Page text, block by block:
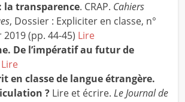
la transparence. CRAP. Cahiers
, Dossier : Expliciter en classe, n°
(pp. 44-45) Lire
De l’impératif au futur de
Lire
en classe de langue étrangère.
?Lire et écrire. Le Journal de